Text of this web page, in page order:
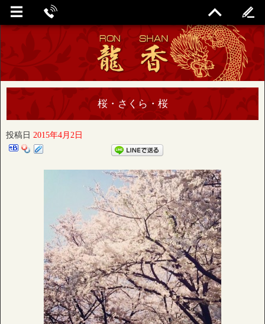
桜・さくら・桜
投稿日 2015年4月2日